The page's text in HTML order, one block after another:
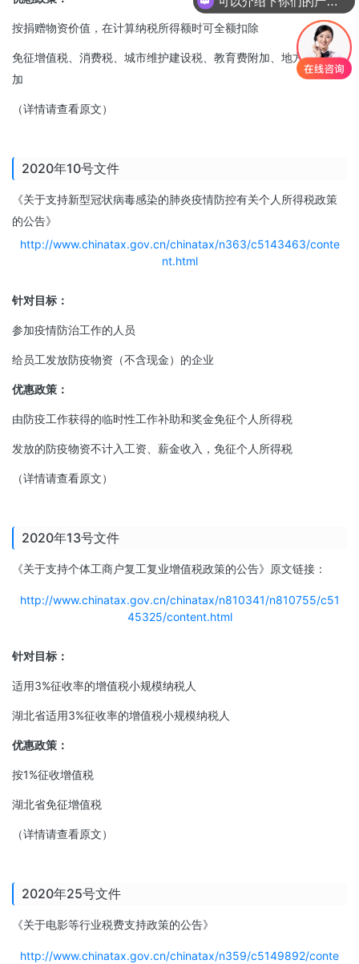
按捐赠物资价值，在计算纳税所得额时可全额扣除
免征增值税、消费税、城市维护建设税、教育费附加、地方教育附
加
（详情请查看原文）
2020年10号文件
《关于支持新型冠状病毒感染的肺炎疫情防控有关个人所得税政策
的公告》
http://www.chinatax.gov.cn/chinatax/n363/c5143463/conte
nt.html
针对目标：
参加疫情防治工作的人员
给员工发放防疫物资（不含现金）的企业
优惠政策：
由防疫工作获得的临时性工作补助和奖金免征个人所得税
发放的防疫物资不计入工资、薪金收入，免征个人所得税
（详情请查看原文）
2020年13号文件
《关于支持个体工商户复工复业增值税政策的公告》原文链接：
http://www.chinatax.gov.cn/chinatax/n810341/n810755/c51
45325/content.html
针对目标：
适用3%征收率的增值税小规模纳税人
湖北省适用3%征收率的增值税小规模纳税人
优惠政策：
按1%征收增值税
湖北省免征增值税
（详情请查看原文）
2020年25号文件
《关于电影等行业税费支持政策的公告》
http://www.chinatax.gov.cn/chinatax/n359/c5149892/conte